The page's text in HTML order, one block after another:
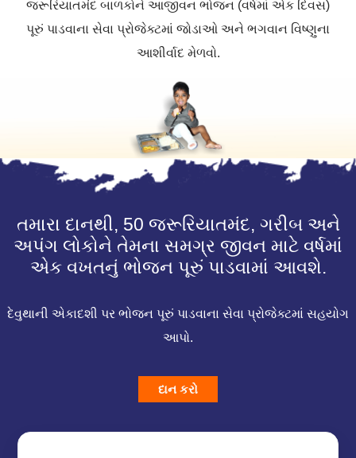
જરૂરિયાતમંદ બાળકોને આજીવન ભોજન (વર્ષમાં એક દિવસ)
પૂરું પાડવાના સેવા પ્રોજેક્ટમાં જોડાઓ અને ભગવાન વિષ્ણુના
આશીર્વાદ મેળવો.
તમારા દાનથી, 50 જરૂરિયાતમંદ, ગરીબ અને
અપંગ લોકોને તેમના સમગ્ર જીવન માટે વર્ષમાં
એક વખતનું ભોજન પૂરું પાડવામાં આવશે.
દેવુથાની એકાદશી પર ભોજન પૂરું પાડવાના સેવા પ્રોજેક્ટમાં સહયોગ
આપો.
દાન કરો